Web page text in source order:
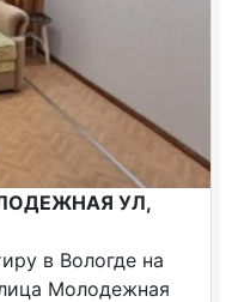
УЛ,
в Вологде на
Молодежная